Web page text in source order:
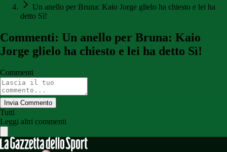
Un anello per Bruna: Kaio Jorge glielo ha chiesto e lei ha
detto Sì!
Commenti: Un anello per Bruna: Kaio
Jorge glielo ha chiesto e lei ha detto Sì!
Commenti
Invia Commento
Tutti
Leggi altri commenti